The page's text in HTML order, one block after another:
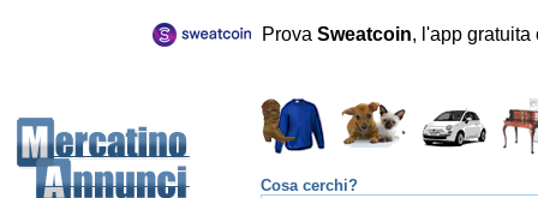
Prova Sweatcoin, l'app
Cosa cerchi?